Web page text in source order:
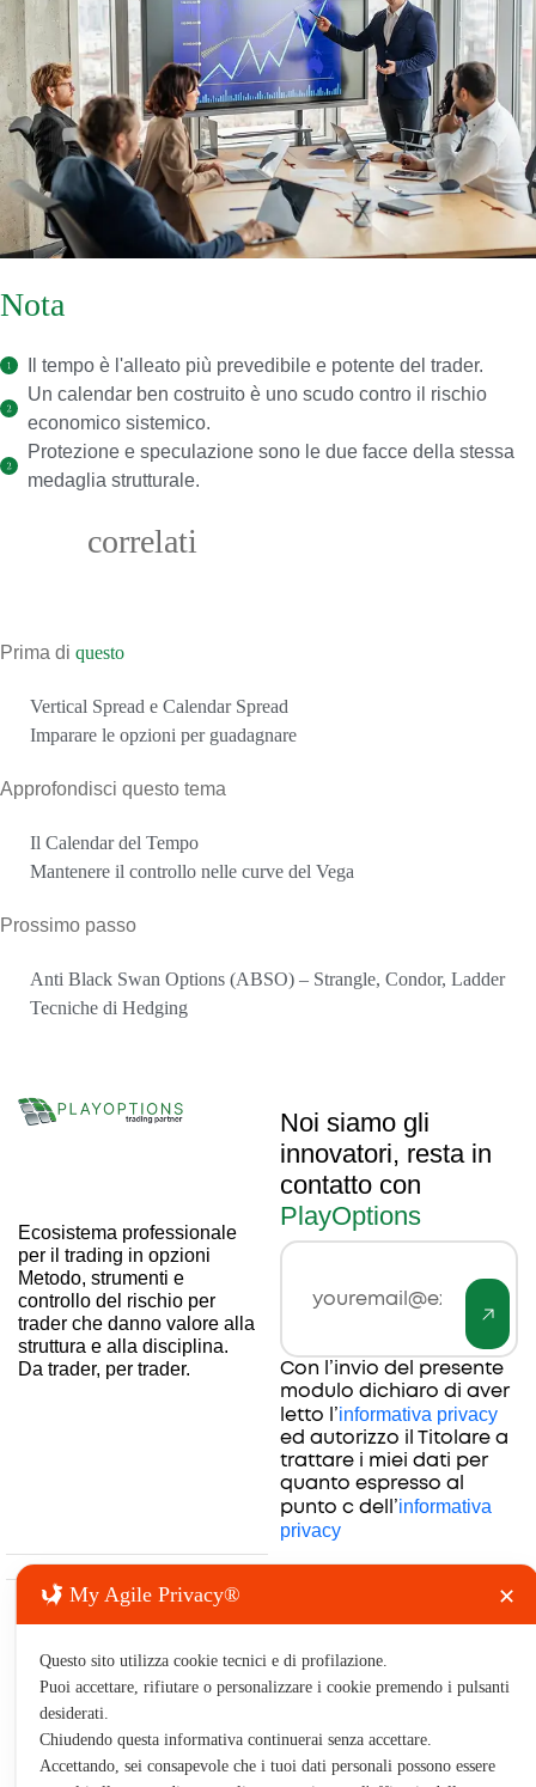
Nota
Il tempo è l'alleato più prevedibile e potente del trader.
Un calendar ben costruito è uno scudo contro il rischio
economico sistemico.
Protezione e speculazione sono le due facce della stessa
medaglia strutturale.
correlati
Prima di questo
Vertical Spread e Calendar Spread
Imparare le opzioni per guadagnare
Approfondisci questo tema
Il Calendar del Tempo
Mantenere il controllo nelle curve del Vega
Prossimo passo
Anti Black Swan Options (ABSO) – Strangle, Condor, Ladder
Tecniche di Hedging
Ecosistema professionale
per il trading in opzioni
Metodo, strumenti e
controllo del rischio per
trader che danno valore alla
struttura e alla disciplina.
Da trader, per trader.
Noi siamo gli
innovatori, resta in
contatto con
PlayOptions
Invia
Con l’invio del presente
modulo dichiaro di aver
letto l’informativa privacy
ed autorizzo il Titolare a
trattare i miei dati per
quanto espresso al
punto c dell’informativa
privacy
Azienda
Chi
Siamo
Formazione
Forum e
risorse
Guida al
Prodotti
& Servizi
Trading
Software
formativi
Formazione
Risorse
Forum
Risorse
gratuite
e utilità
il team
YouTube
English(Inglese)
Legale
&
Termini e
& Privacy
My Agile Privacy® ✕
Questo sito utilizza cookie tecnici e di profilazione.
Puoi accettare, rifiutare o personalizzare i cookie premendo i pulsanti
desiderati.
Chiudendo questa informativa continuerai senza accettare.
Accettando, sei consapevole che i tuoi dati personali possono essere